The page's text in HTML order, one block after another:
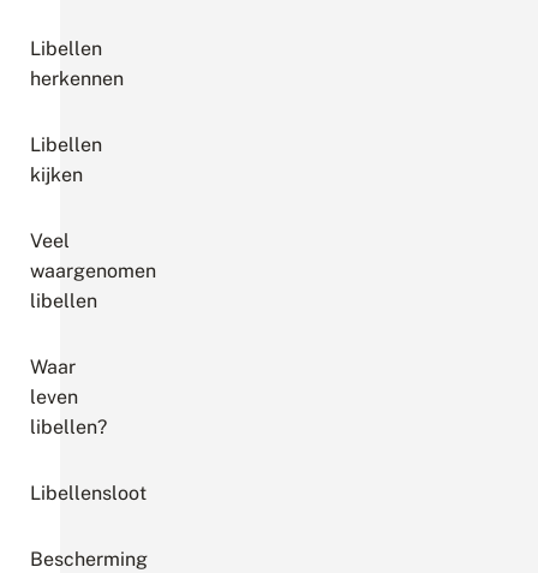
Libellen
herkennen
Libellen
kijken
Veel
waargenomen
libellen
Waar
leven
libellen?
Libellensloot
Bescherming